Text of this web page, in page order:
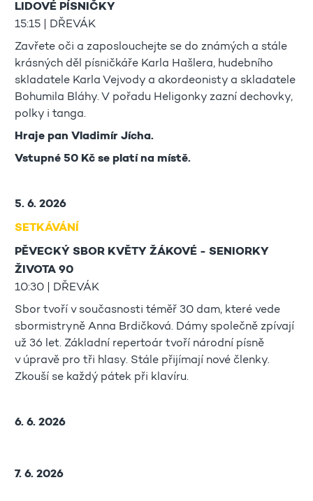
LIDOVÉ PÍSNIČKY
15:15 | DŘEVÁK
Zavřete oči a zaposlouchejte se do známých a stále
krásných děl písničkáře Karla Hašlera, hudebního
skladatele Karla Vejvody a akordeonisty a skladatele
Bohumila Bláhy. V pořadu Heligonky zazní dechovky,
polky i tanga.
Hraje pan Vladimír Jícha.
Vstupné 50 Kč se platí na místě.
5. 6. 2026
SETKÁVÁNÍ
PĚVECKÝ SBOR KVĚTY ŽÁKOVÉ - SENIORKY
ŽIVOTA 90
10:30 | DŘEVÁK
Sbor tvoří v současnosti téměř 30 dam, které vede
sbormistryně Anna Brdičková. Dámy společně zpívají
už 36 let. Základní repertoár tvoří národní písně
v úpravě pro tři hlasy. Stále přijímají nové členky.
Zkouší se každý pátek při klavíru.
6. 6. 2026
7. 6. 2026